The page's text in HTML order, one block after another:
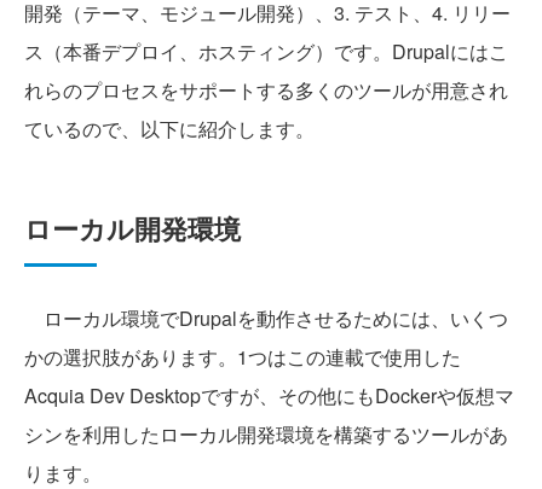
開発（テーマ、モジュール開発）、3. テスト、4. リリー
ス（本番デプロイ、ホスティング）です。Drupalにはこ
れらのプロセスをサポートする多くのツールが用意され
ているので、以下に紹介します。
ローカル開発環境
ローカル環境でDrupalを動作させるためには、いくつ
かの選択肢があります。1つはこの連載で使用した
Acquia Dev Desktopですが、その他にもDockerや仮想マ
シンを利用したローカル開発環境を構築するツールがあ
ります。